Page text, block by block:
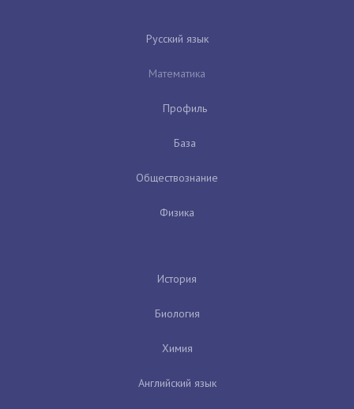
Русский язык
Математика
Профиль
База
Обществознание
Физика
История
Биология
Химия
Английский язык